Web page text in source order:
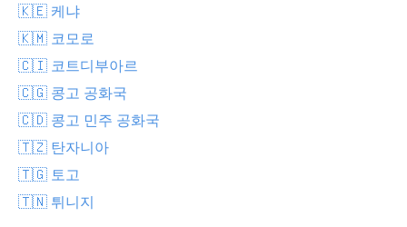
🇰🇪 케냐
🇰🇲 코모로
🇨🇮 코트디부아르
🇨🇬 콩고 공화국
🇨🇩 콩고 민주 공화국
🇹🇿 탄자니아
🇹🇬 토고
🇹🇳 튀니지